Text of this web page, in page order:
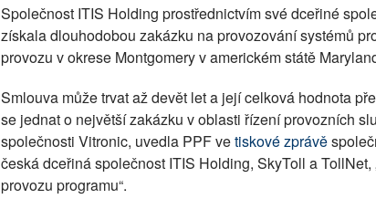
Společnost ITIS Holding prostřednictvím své dceřiné
získala dlouhodobou zakázku na provozování systémů
provozu v okrese Montgomery v americkém státě
Smlouva může trvat až devět let a její celková hodnota
se jednat o největší zakázku v oblasti řízení provozních
společnosti Vitronic, uvedla PPF vetiskové zprávě
česká dceřiná společnost ITIS Holding, SkyToll a
provozu programu“.